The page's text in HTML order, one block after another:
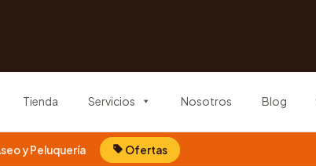
Tienda Servicios Nosotros Blog
y Peluquería Ofertas